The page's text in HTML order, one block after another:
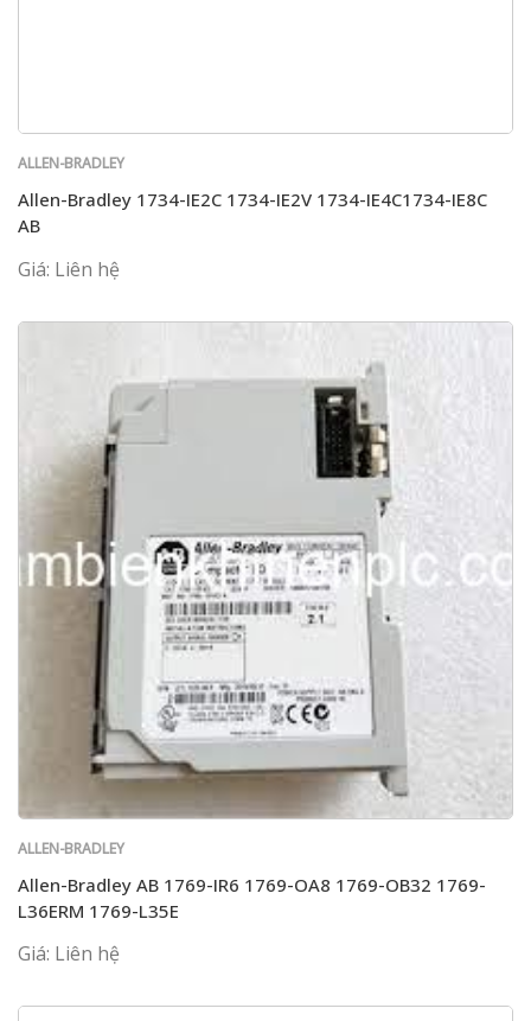
ALLEN-BRADLEY
Allen-Bradley 1734-IE2C 1734-IE2V 1734-IE4C1734-IE8C
AB
Giá: Liên hệ
ALLEN-BRADLEY
Allen-Bradley AB 1769-IR6 1769-OA8 1769-OB32 1769-
L36ERM 1769-L35E
Giá: Liên hệ